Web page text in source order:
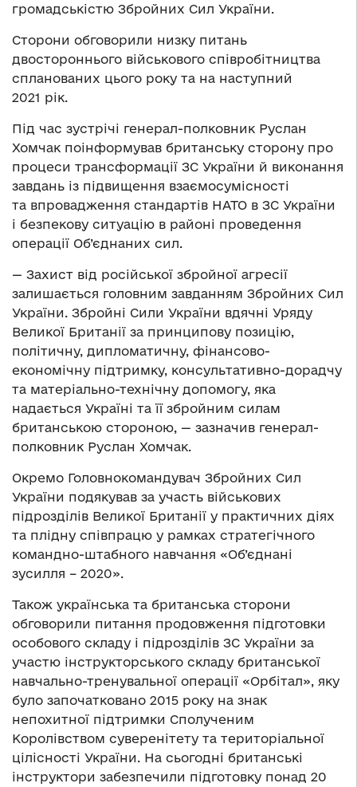
громадськістю Збройних Сил України.
Сторони обговорили низку питань
двостороннього військового співробітництва
спланованих цього року та на наступний
2021 рік.
Під час зустрічі генерал-полковник Руслан
Хомчак поінформував британську сторону про
процеси трансформації ЗС України й виконання
завдань із підвищення взаємосумісності
та впровадження стандартів НАТО в ЗС України
і безпекову ситуацію в районі проведення
операції Об’єднаних сил.
— Захист від російської збройної агресії
залишається головним завданням Збройних Сил
України. Збройні Сили України вдячні Уряду
Великої Британії за принципову позицію,
політичну, дипломатичну, фінансово-
економічну підтримку, консультативно-дорадчу
та матеріально-технічну допомогу, яка
надається Україні та її збройним силам
британською стороною, — зазначив генерал-
полковник Руслан Хомчак.
Окремо Головнокомандувач Збройних Сил
України подякував за участь військових
підрозділів Великої Британії у практичних діях
та плідну співпрацю у рамках стратегічного
командно-штабного навчання «Об’єднані
зусилля – 2020».
Також українська та британська сторони
обговорили питання продовження підготовки
особового складу і підрозділів ЗС України за
участю інструкторського складу британської
навчально-тренувальної операції «Орбітал», яку
було започатковано 2015 року на знак
непохитної підтримки Сполученим
Королівством суверенітету та територіальної
цілісності України. На сьогодні британські
інструктори забезпечили підготовку понад 20